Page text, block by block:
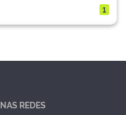
1
NAS REDES